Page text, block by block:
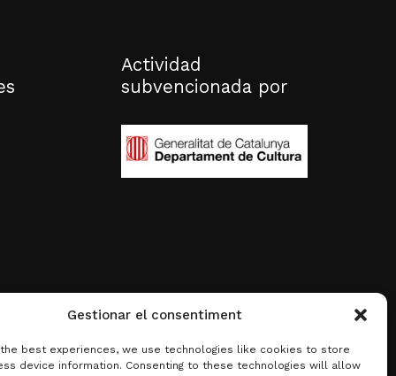
Gestionar el consentiment
best experiences, we use technologies like cookies to store
device information. Consenting to these technologies will allow
Actividad
subvencionada por